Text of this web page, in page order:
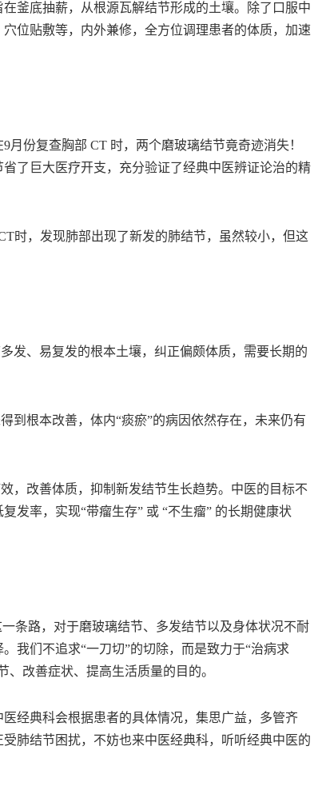
釜底抽薪，从根源瓦解结节形成的土壤。除了口服中
位贴敷等，内外兼修，全方位调理患者的体质，加速
份复查胸部 CT 时，两个磨玻璃结节竟奇迹消失！
了巨大医疗开支，充分验证了经典中医辨证论治的精
，发现肺部出现了新发的肺结节，虽然较小，但这
、易复发的根本土壤，纠正偏颇体质，需要长期的
根本改善，体内“痰瘀”的病因依然存在，未来仍有
改善体质，抑制新发结节生长趋势。中医的目标不
发率，实现“带瘤生存” 或 “不生瘤” 的长期健康状
路，对于磨玻璃结节、多发结节以及身体状况不耐
我们不追求“一刀切”的切除，而是致力于“治病求
改善症状、提高生活质量的目的。
典科会根据患者的具体情况，集思广益，多管齐
肺结节困扰，不妨也来中医经典科，听听经典中医的